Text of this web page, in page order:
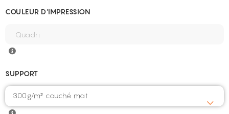
COULEUR D'IMPRESSION
SUPPORT
300g/m² couché mat